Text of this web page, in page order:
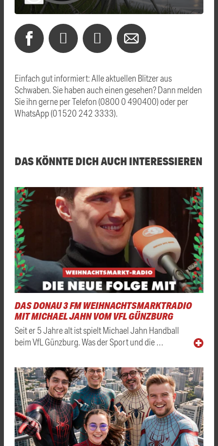
Einfach gut informiert: Alle aktuellen Blitzer aus
Schwaben. Sie haben auch einen gesehen? Dann melden
Sie ihn gerne per Telefon (0800 0 490400) oder per
WhatsApp (01520 242 3333).
DAS KÖNNTE DICH AUCH INTERESSIEREN
DAS DONAU 3 FM WEIHNACHTSMARKTRADIO
MIT MICHAEL JAHN VOM VFL GÜNZBURG
Seit er 5 Jahre alt ist spielt Michael Jahn Handball
beim VfL Günzburg. Was der Sport und die …